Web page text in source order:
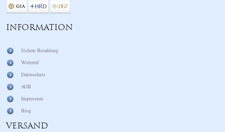
INFORMATION
Sichere Bezahlung
Widerruf
Datenschutz
AGB
Impressum
Blog
VERSAND